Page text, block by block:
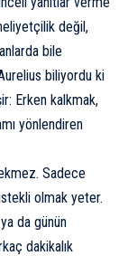
değil,
bile
biliyordu ki
Erken kalkmak,
yönlendiren
Sadece
olmak yeter.
da günün
dakikalık